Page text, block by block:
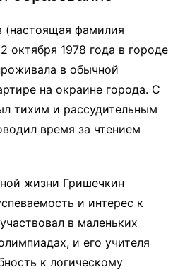
(настоящая фамилия
октября 1978 года в городе
в обычной
на окраине города. С
тихим и рассудительным
время за чтением
жизни Гришечкин
и интерес к
в маленьких
и его учителя
к логическому